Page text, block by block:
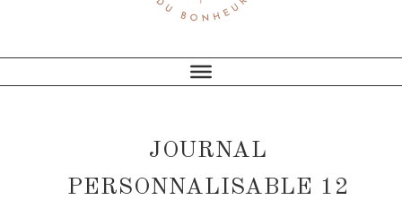
JOURNAL
PERSONNALISABLE 12